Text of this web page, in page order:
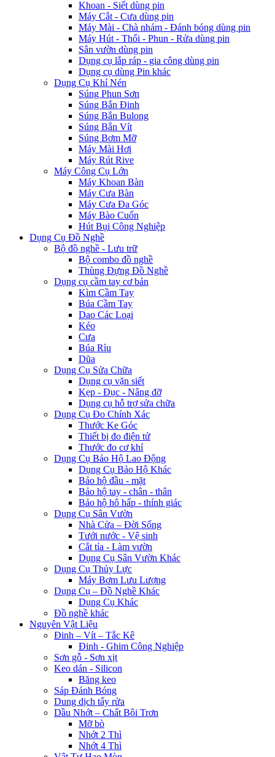
Khoan - Siết dùng pin
Máy Cắt - Cưa dùng pin
Máy Mài - Chà nhám - Đánh bóng dùng pin
Máy Hút - Thổi - Phun - Rửa dùng pin
Sân vườn dùng pin
Dụng cụ lắp ráp - gia công dùng pin
Dụng cụ dùng Pin khác
Dụng Cụ Khí Nén
Súng Phun Sơn
Súng Bắn Đinh
Súng Bắn Bulong
Súng Bắn Vít
Súng Bơm Mỡ
Máy Mài Hơi
Máy Rút Rive
Máy Công Cụ Lớn
Máy Khoan Bàn
Máy Cưa Bàn
Máy Cưa Đa Góc
Máy Bào Cuốn
Hút Bụi Công Nghiệp
Dụng Cụ Đồ Nghề
Bộ đồ nghề - Lưu trữ
Bộ combo đồ nghề
Thùng Đựng Đồ Nghề
Dụng cụ cầm tay cơ bản
Kìm Cầm Tay
Búa Cầm Tay
Dao Các Loại
Kéo
Cưa
Búa Rìu
Dũa
Dụng Cụ Sửa Chữa
Dụng cụ vặn siết
Kẹp - Đục - Nâng đỡ
Dụng cụ hỗ trợ sửa chữa
Dụng Cụ Đo Chính Xác
Thước Ke Góc
Thiết bị đo điện tử
Thước đo cơ khí
Dụng Cụ Bảo Hộ Lao Động
Dụng Cụ Bảo Hộ Khác
Bảo hộ đầu - mặt
Bảo hộ tay - chân - thân
Bảo hộ hô hấp - thính giác
Dụng Cụ Sân Vườn
Nhà Cửa – Đời Sống
Tưới nước - Vệ sinh
Cắt tỉa - Làm vườn
Dụng Cụ Sân Vườn Khác
Dụng Cụ Thủy Lực
Máy Bơm Lưu Lượng
Dụng Cụ – Đồ Nghề Khác
Dụng Cụ Khác
Đồ nghề khác
Nguyên Vật Liệu
Đinh – Vít – Tắc Kê
Đinh - Ghim Công Nghiệp
Sơn gỗ - Sơn xịt
Keo dán - Silicon
Băng keo
Sáp Đánh Bóng
Dung dịch tẩy rửa
Dầu Nhớt – Chất Bôi Trơn
Mỡ bò
Nhớt 2 Thì
Nhớt 4 Thì